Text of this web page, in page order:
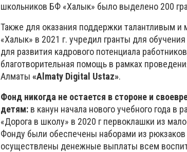
школьников БФ «Халык» было выделено 200
Также для оказания поддержки талантливым
«Халык» в 2021 г. учредил гранты для обучения
для развития кадрового потенциала
благотворительная помощь в рамках
Алматы «Almaty Digital Ustaz».
Фонд никогда не остается в стороне и
детям: в канун начала нового учебного года в
«Дорога в школу» в 2020 г первоклашки из
Фонду были обеспечены наборами из
осуществлены денежные выплаты всем